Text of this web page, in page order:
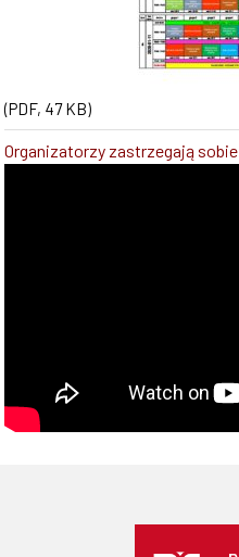
(PDF, 47 KB)
Organizatorzy zastrzegają